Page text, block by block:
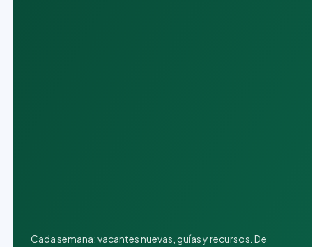
Cada semana: vacantes nuevas, guías y recursos. De